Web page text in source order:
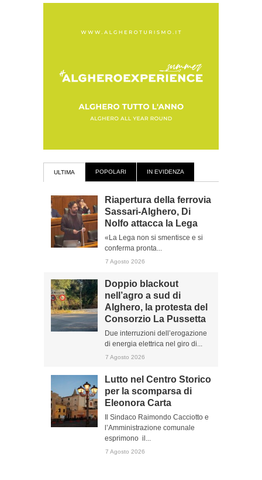
ULTIMA POPOLARI IN EVIDENZA
Riapertura della ferrovia
Sassari-Alghero, Di
Nolfo attacca la Lega
«La Lega non si smentisce e si
conferma pronta...
7 Agosto 2026
Doppio blackout
nell’agro a sud di
Alghero, la protesta del
Consorzio La Pussetta
Due interruzioni dell’erogazione
di energia elettrica nel giro di...
7 Agosto 2026
Lutto nel Centro Storico
per la scomparsa di
Eleonora Carta
Il Sindaco Raimondo Cacciotto e
l’Amministrazione comunale
esprimono il...
7 Agosto 2026